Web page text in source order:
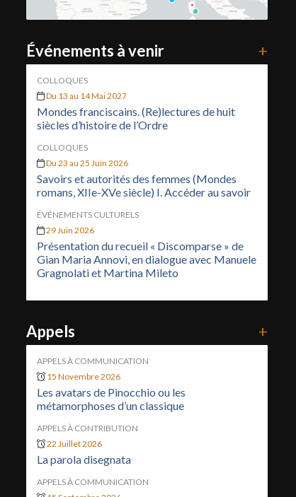
Événements à venir +
COLLOQUES
Du 13 au 14 Mai 2027
Mondes franciscains. (Re)lectures de huit
siècles d’histoire de l’Ordre
COLLOQUES
Du 23 au 25 Juin 2026
Savoirs et autorités des femmes (Mondes
romans, XIIe-XVe siècle) I. Accéder au savoir
ÉVÉNEMENTS CULTURELS
29 Juin 2026
Présentation du recueil « Discomparse » de
Gian Maria Annovi, en dialogue avec Manuele
Gragnolati et Martina Mileto
Appels +
APPELS À COMMUNICATION
15 Novembre 2026
Les avatars de Pinocchio ou les
métamorphoses d’un classique
APPELS À CONTRIBUTION
22 Juillet 2026
La parola disegnata
APPELS À COMMUNICATION